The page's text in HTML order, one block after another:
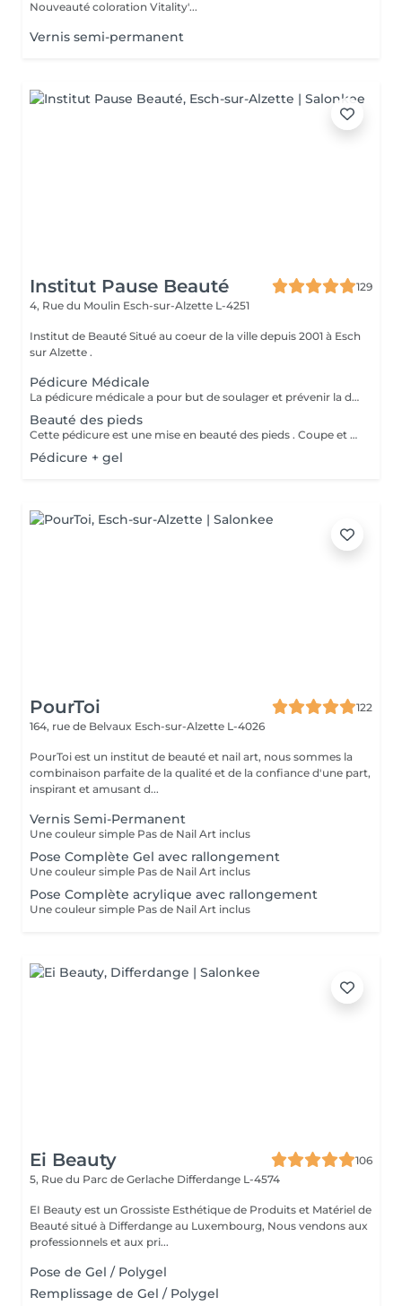
Nouveauté coloration Vitality'...
Vernis semi-permanent
Institut Pause Beauté
129
4, Rue du Moulin Esch-sur-Alzette L-4251
Institut de Beauté Situé au coeur de la ville depuis 2001 à Esch
sur Alzette .
Pédicure Médicale
La pédicure médicale a pour but de soulager et prévenir la douleur, mais également les effets secondaires des pathologies. Cors, durillons, crevasses ou il-de-perdrix sont ainsi traités par une pédicure médicale. Une séance de pédicure médicale en institut se déroule comme suit : Le pied sera désinfecté à lalcool, puis examiné afin de déterminer quels sont les problèmes à traiter ; Une solution antiseptique et détergente (H.A.C.) sera vaporisée sur les pieds ; Les ongles sont doffice coupés, limés et dégagés sur les côtés; Lablation de cors ou durillons se fait en douceur, à laide dun bistouri ; Un ponçage des talons adoucit la peau ; Une désinfection de lensemble du pied se fait à la fin du traitement ; Le pied est séché puis massé avec une crème naturelle spécifique pour les pieds ; Si des zones de risques dinfection persistent, de la pommade antibiotique Fucidin ® est appliquée. Des mèches sont placées en cas d'ongles incarnés. Plusieurs rendez-vous sont à prévoir pour certaines affections telles que les cors (un rendez-vous 7 jours plus tard). Les durillons, ongles incarnés, ils-de-perdrix demandent une certaine régularité (une fois par mois environ) car leur repousse est douloureuse. A noter que le matériel destiné aux soins plantaires est stérilisé par ultrasons, UV et alcool. Pose Vernis: 10 ( Uniquement après un soin des pieds )
Beauté des pieds
Cette pédicure est une mise en beauté des pieds . Coupe et limage des ongles , nettoyage des replis péri-unguéaux et hydratation. (Sans durillons, ni ongles incarnés, ni corps...)
Pédicure + gel
PourToi
122
164, rue de Belvaux Esch-sur-Alzette L-4026
PourToi est un institut de beauté et nail art, nous sommes la
combinaison parfaite de la qualité et de la confiance d'une part,
inspirant et amusant d...
Vernis Semi-Permanent
Une couleur simple Pas de Nail Art inclus
Pose Complète Gel avec rallongement
Une couleur simple Pas de Nail Art inclus
Pose Complète acrylique avec rallongement
Une couleur simple Pas de Nail Art inclus
Ei Beauty
106
5, Rue du Parc de Gerlache Differdange L-4574
EI Beauty est un Grossiste Esthétique de Produits et Matériel de
Beauté situé à Differdange au Luxembourg, Nous vendons aux
professionnels et aux pri...
Pose de Gel / Polygel
Remplissage de Gel / Polygel